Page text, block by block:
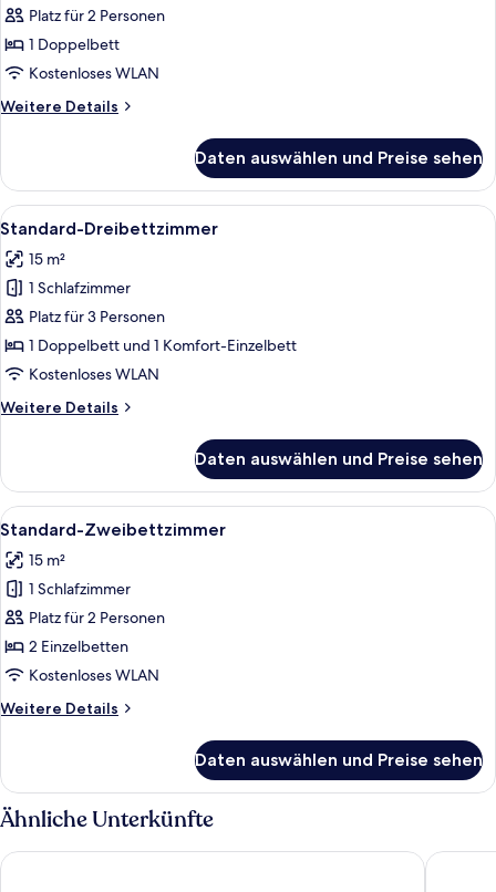
Doppelzimmer
anzeigen
Platz für 2 Personen
1 Doppelbett
Kostenloses WLAN
Weitere Details
Weitere
Doppelzimmer
Daten auswählen und Preise sehen
Alle
Fotos
für
Standard-
Dreibettzimmer
anzeigen
Ein Zimmer mit zwei Betten, eines
19
Standard-Dreibettzimmer
15 m²
1 Schlafzimmer
Platz für 3 Personen
1 Doppelbett und 1 Komfort-Einzelbett
Kostenloses WLAN
Weitere Details
Weitere
Dreibettzimmer
Daten auswählen und Preise sehen
Alle
Fotos
für
Standard-
Zweibettzimmer
anzeigen
Ein Zimmer mit zwei Holzbetten,
22
Standard-Zweibettzimmer
15 m²
1 Schlafzimmer
Platz für 2 Personen
2 Einzelbetten
Kostenloses WLAN
Weitere Details
Weitere
Zweibettzimmer
Daten auswählen und Preise sehen
Ähnliche Unterkünfte
Oft Alfre Hotels Oft